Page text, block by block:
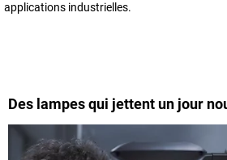
applications industrielles.
Des lampes qui jettent un jour